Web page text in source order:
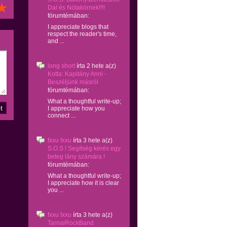
Dal és Nótakörnek!!!!
fórumtémában:
I appreciate blogs that
respect the reader's time,
and ...
long short írta 2 hete a(z)
Kotta: Kapitány Anni -
Beszéljünk másról
fórumtémában:
What a thoughtful write-up;
I appreciate how you
connect ...
fxxu fxxu írta 3 hete a(z)
S.O.S ! Segítség kérés egy
beteg lány számára !
fórumtémában:
What a thoughtful write-up;
I appreciate how it is clear
you ...
fxxu fxxu írta 3 hete a(z)
TarnaiRockBand